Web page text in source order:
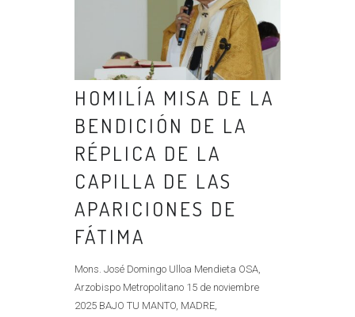
HOMILÍA MISA DE LA
BENDICIÓN DE LA
RÉPLICA DE LA
CAPILLA DE LAS
APARICIONES DE
FÁTIMA
Mons. José Domingo Ulloa Mendieta OSA,
Arzobispo Metropolitano 15 de noviembre
2025 BAJO TU MANTO, MADRE,